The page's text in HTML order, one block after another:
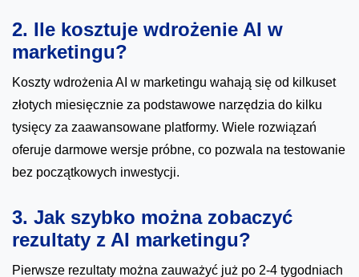
2. Ile kosztuje wdrożenie AI w
marketingu?
Koszty wdrożenia AI w marketingu wahają się od kilkuset
złotych miesięcznie za podstawowe narzędzia do kilku
tysięcy za zaawansowane platformy. Wiele rozwiązań
oferuje darmowe wersje próbne, co pozwala na testowanie
bez początkowych inwestycji.
3. Jak szybko można zobaczyć
rezultaty z AI marketingu?
Pierwsze rezultaty można zauważyć już po 2-4 tygodniach